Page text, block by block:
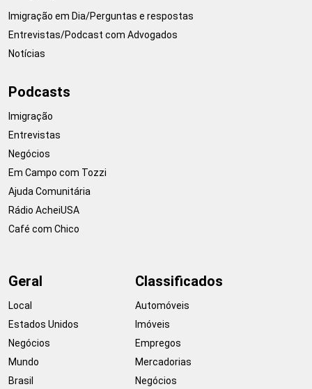
Imigração em Dia/Perguntas e respostas
Entrevistas/Podcast com Advogados
Notícias
Podcasts
Imigração
Entrevistas
Negócios
Em Campo com Tozzi
Ajuda Comunitária
Rádio AcheiUSA
Café com Chico
Geral
Local
Estados Unidos
Negócios
Mundo
Brasil
Classificados
Automóveis
Imóveis
Empregos
Mercadorias
Negócios